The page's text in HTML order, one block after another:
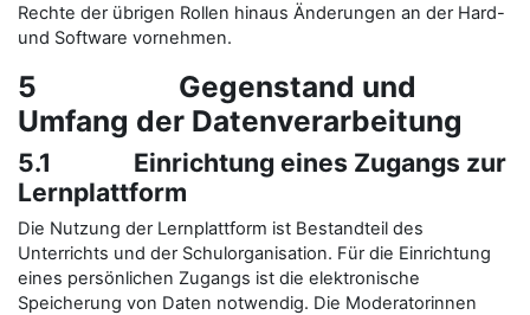
Rechte der übrigen Rollen hinaus Änderungen an der Hard-
und Software vornehmen.
5 Gegenstand und
Umfang der Datenverarbeitung
5.1 Einrichtung eines Zugangs zur
Lernplattform
Die Nutzung der Lernplattform ist Bestandteil des
Unterrichts und der Schulorganisation. Für die Einrichtung
eines persönlichen Zugangs ist die elektronische
Speicherung von Daten notwendig. Die Moderatorinnen